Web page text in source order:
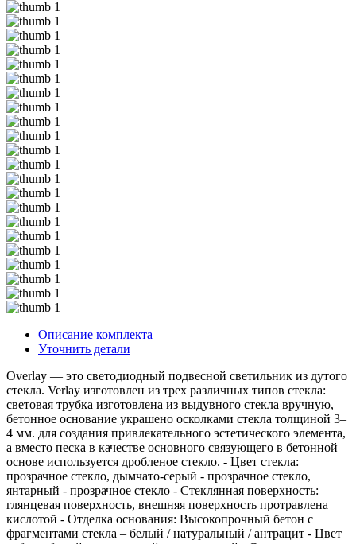
Описание комплекта
Уточнить детали
Overlay — это светодиодный подвесной светильник из дутого
стекла. Verlay изготовлен из трех различных типов стекла:
световая трубка изготовлена из выдувного стекла вручную,
бетонное основание украшено осколками стекла толщиной 3–
4 мм. для создания привлекательного эстетического элемента,
а вместо песка в качестве основного связующего в бетонной
основе используется дробленое стекло. - Цвет стекла:
прозрачное стекло, дымчато-серый - прозрачное стекло,
янтарный - прозрачное стекло - Стеклянная поверхность:
глянцевая поверхность, внешняя поверхность протравлена
кислотой - Отделка основания: Высокопрочный бетон с
фрагментами стекла – белый / натуральный / антрацит - Цвет